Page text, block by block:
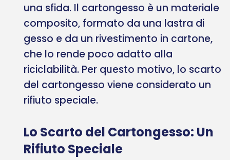
una sfida. Il cartongesso è un materiale
composito, formato da una lastra di
gesso e da un rivestimento in cartone,
che lo rende poco adatto alla
riciclabilità. Per questo motivo, lo scarto
del cartongesso viene considerato un
rifiuto speciale.
Lo Scarto del Cartongesso: Un
Rifiuto Speciale